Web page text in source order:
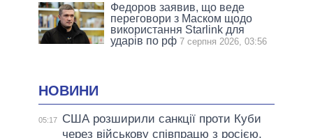
Федоров заявив, що веде
переговори з Маском щодо
використання Starlink для
ударів по рф 7 серпня 2026, 03:56
НОВИНИ
05:17
США розширили санкції проти Куби
через військову співпрацю з росією,